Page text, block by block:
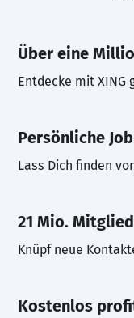
Über eine
Entdecke mit XING
Persönliche
Lass Dich finden
21 Mio.
Knüpf neue
Kostenlos